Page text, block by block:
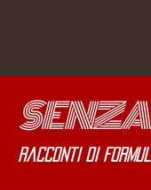
SENZA
Racconti di